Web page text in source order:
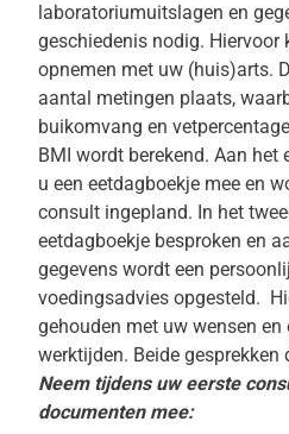
laboratoriumuitslagen en
geschiedenis nodig.
opnemen met uw (huis)arts.
aantal metingen plaats,
buikomvang en
BMI wordt berekend. Aan
u een eetdagboekje mee en
consult ingepland. In het
eetdagboekje besproken en
gegevens wordt een
voedingsadvies opgesteld.
gehouden met uw wensen
werktijden. Beide gesprekken
Neem tijdens uw eerste
documenten mee: